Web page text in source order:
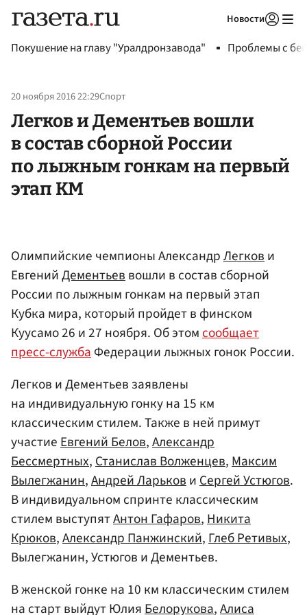
Новости
Покушение на главу "Уралдронзавода" Проблемы с
20 ноября 2016 22:29Спорт
Легков и Дементьев вошли
в состав сборной России
по лыжным гонкам на первый
этап КМ
Олимпийские чемпионы АлександрЛегкови
ЕвгенийДементьеввошли в состав сборной
России по лыжным гонкам на первый этап
Кубка мира, который пройдет в финском
Куусамо 26 и 27 ноября. Об этомсообщает
пресс-службаФедерации лыжных гонок России.
Легков и Дементьев заявлены
на индивидуальную гонку на 15 км
классическим стилем. Также в ней примут
участиеЕвгений Белов,Александр
Бессмертных,Станислав Волженцев,Максим
Вылегжанин,Андрей ЛарьковиСергей Устюгов.
В индивидуальном спринте классическим
стилем выступятАнтон Гафаров,Никита
Крюков,Александр Панжинский,Глеб Ретивых,
Вылегжанин, Устюгов и Дементьев.
В женской гонке на 10 км классическим стилем
на старт выйдут ЮлияБелорукова,Алиса